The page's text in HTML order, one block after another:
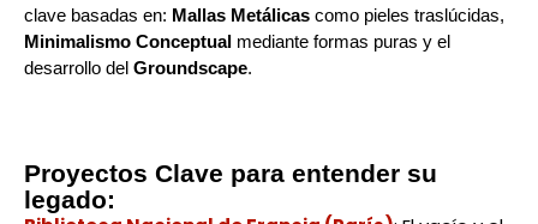
clave basadas en: Mallas Metálicas como pieles traslúcidas,
Minimalismo Conceptual mediante formas puras y el
desarrollo del Groundscape.
Proyectos Clave para entender su
legado: